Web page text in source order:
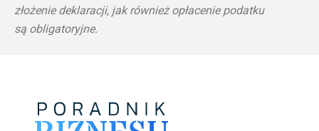
złożenie deklaracji, jak również opłacenie podatku
są obligatoryjne.